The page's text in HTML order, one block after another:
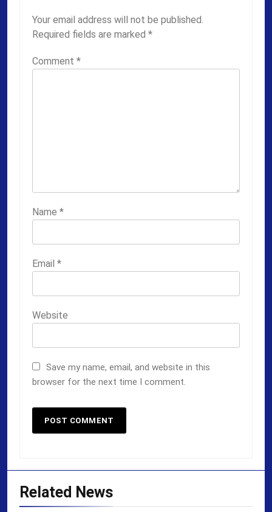
Your email address will not be published.
Required fields are marked *
Comment *
Name *
Email *
Website
Save my name, email, and website in this
browser for the next time I comment.
Related News